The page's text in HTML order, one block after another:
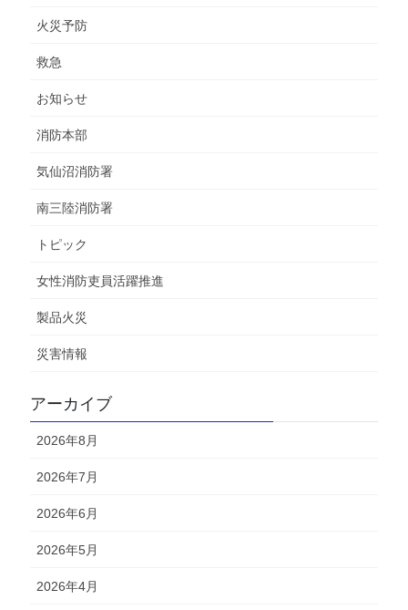
火災予防
救急
お知らせ
消防本部
気仙沼消防署
南三陸消防署
トピック
女性消防吏員活躍推進
製品火災
災害情報
アーカイブ
2026年8月
2026年7月
2026年6月
2026年5月
2026年4月